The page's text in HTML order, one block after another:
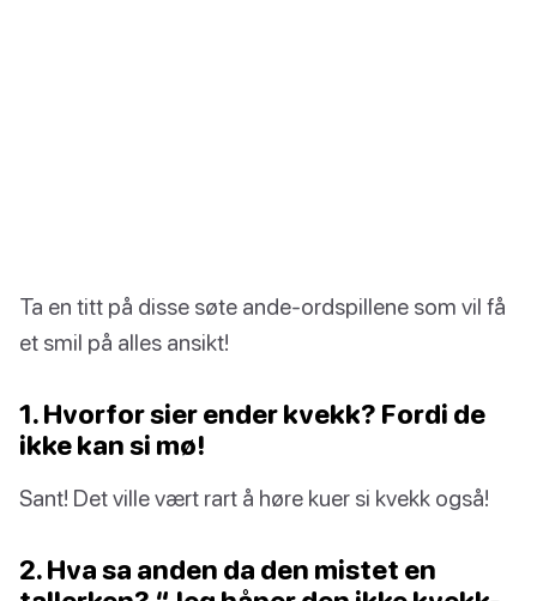
Ta en titt på disse søte ande-ordspillene som vil få
et smil på alles ansikt!
1. Hvorfor sier ender kvekk? Fordi de
ikke kan si mø!
Sant! Det ville vært rart å høre kuer si kvekk også!
2. Hva sa anden da den mistet en